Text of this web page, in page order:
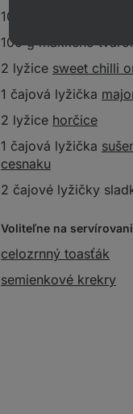
100 g eidamu
100 g mäkkého
2 lyžice sweet chilli
1 čajová lyžička
2 lyžice horčice
1 čajová lyžička
cesnaku
2 čajové lyžičky
Voliteľne na
celozrnný toasťák
semienkové krekry